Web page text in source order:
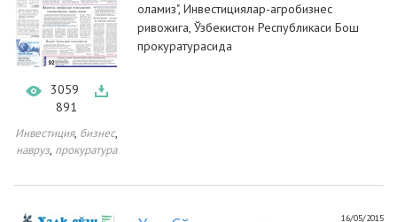
3059
891
Инвестиция, бизнес,
навруз, прокуратура
оламиз", Инвестициялар-агробизнес
ривожига, Ўзбекистон Республикаси Бош
прокуратурасида
16/05/2015